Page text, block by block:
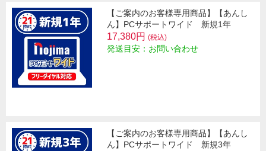
【ご案内のお客様専用商品】【あんし
ん】PCサポートワイド 新規1年
17,380円 (税込)
発送目安：お問い合わせ
【ご案内のお客様専用商品】【あんし
ん】PCサポートワイド 新規3年